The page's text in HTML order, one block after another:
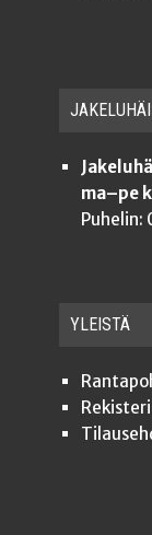
ma–pe
Puhelin:
YLEISTÄ